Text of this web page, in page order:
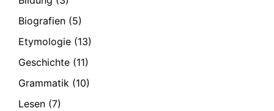
Biografien (5)
Etymologie (13)
Geschichte (11)
Grammatik (10)
Lesen (7)